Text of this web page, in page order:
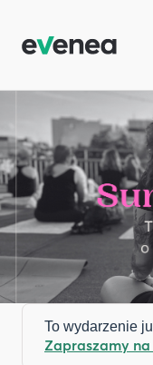
To wydarzenie
Zapraszamy